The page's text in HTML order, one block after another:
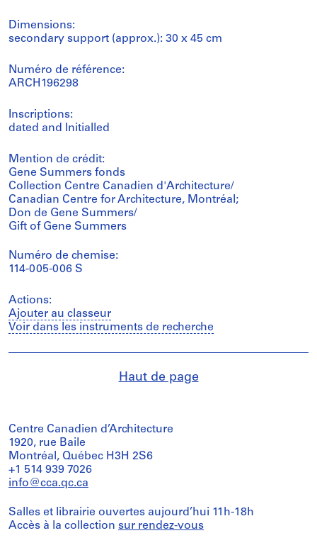
Dimensions:
secondary support (approx.): 30 x 45 cm
Numéro de référence:
ARCH196298
Inscriptions:
dated and Initialled
Mention de crédit:
Gene Summers fonds
Collection Centre Canadien d'Architecture/
Canadian Centre for Architecture, Montréal;
Don de Gene Summers/
Gift of Gene Summers
Numéro de chemise:
114-005-006 S
Actions:
Ajouter au classeur
Voir dans les instruments de recherche
Haut de page
Centre Canadien d’Architecture
1920, rue Baile
Montréal, Québec H3H 2S6
+1 514 939 7026
info@cca.qc.ca
Salles et librairie ouvertes aujourd’hui 11h-18h
Accès à la collection sur rendez-vous